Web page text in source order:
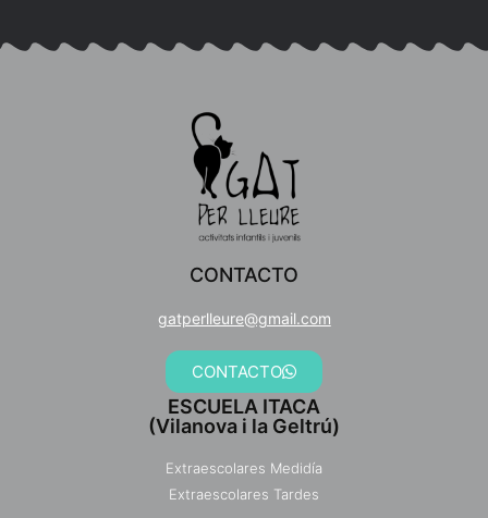
CONTACTO
gatperlleure@gmail.com
CONTACTO
ESCUELA ITACA
(Vilanova i la Geltrú)
Extraescolares Medidía
Extraescolares Tardes